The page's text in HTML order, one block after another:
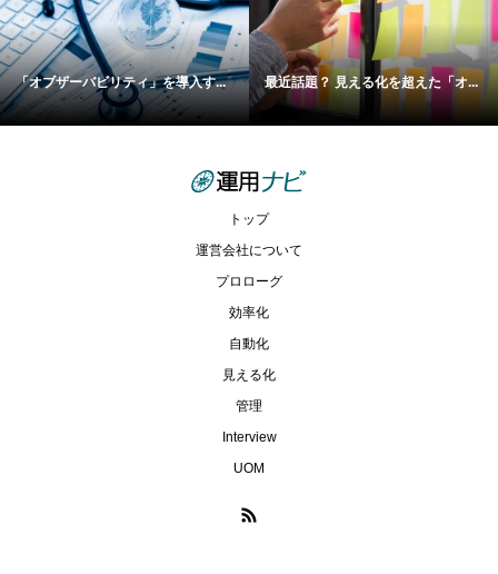
「オブザーバビリティ」を導入す... 最近話題？ 見える化を超えた「オ...
トップ
運営会社について
プロローグ
効率化
自動化
見える化
管理
Interview
UOM